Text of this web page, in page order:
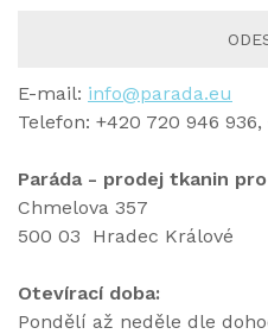
E-mail: info@parada.eu
Telefon: +420 720 946
Paráda - prodej tkanin
Chmelova 357
500 03 Hradec Králové
Otevírací doba:
Pondělí až neděle dle